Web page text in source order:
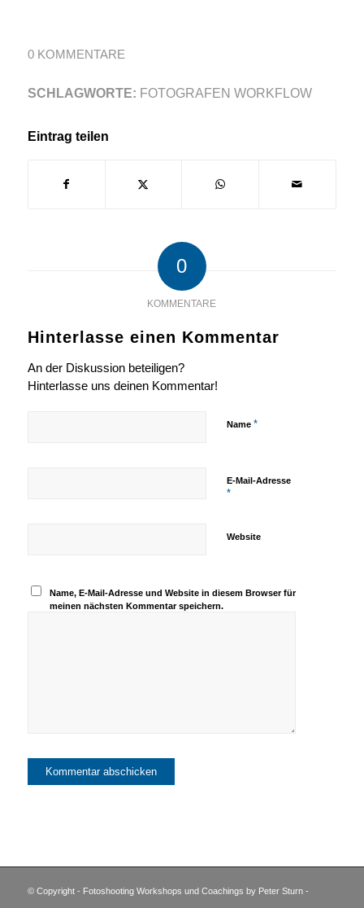
0 KOMMENTARE
SCHLAGWORTE: FOTOGRAFEN WORKFLOW
Eintrag teilen
0
KOMMENTARE
Hinterlasse einen Kommentar
An der Diskussion beteiligen?
Hinterlasse uns deinen Kommentar!
Name *
E-Mail-Adresse
*
Website
Name, E-Mail-Adresse und Website in diesem Browser für
meinen nächsten Kommentar speichern.
© Copyright - Fotoshooting Workshops und Coachings by Peter Sturn -